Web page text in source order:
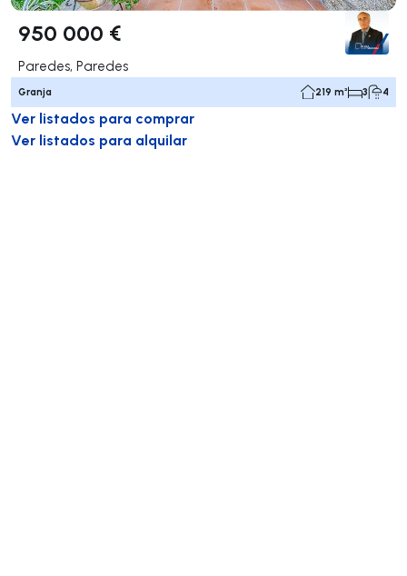
950 000 €
Paredes, Paredes
Granja 219 m² 3 4
Ver listados para comprar
Ver listados para alquilar